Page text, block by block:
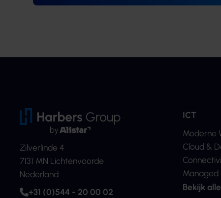
Zilverlinde 4
7131 MN Lichtenvoorde
Nederland
+31 (0)544 - 20 00 02
ICT
Moderne
Cloud &
Managed
Bekijk alle